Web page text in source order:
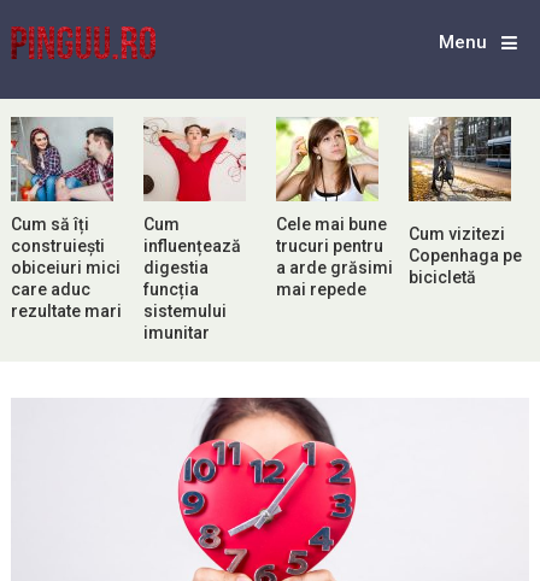
Menu
Cum să îți
construiești
obiceiuri mici
care aduc
rezultate mari
Cum
influențează
digestia
funcția
sistemului
imunitar
Cele mai bune
trucuri pentru
a arde grăsimi
mai repede
Cum vizitezi
Copenhaga pe
bicicletă